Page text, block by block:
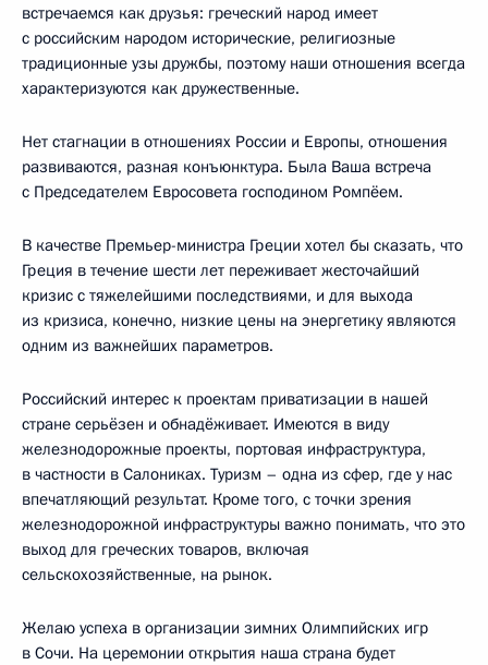
встречаемся как друзья: греческий народ имеет
с российским народом исторические, религиозные
традиционные узы дружбы, поэтому наши отношения всегда
характеризуются как дружественные.
Нет стагнации в отношениях России и Европы, отношения
развиваются, разная конъюнктура. Была Ваша встреча
с Председателем Евросовета господином Ромпёем.
В качестве Премьер-министра Греции хотел бы сказать, что
Греция в течение шести лет переживает жесточайший
кризис с тяжелейшими последствиями, и для выхода
из кризиса, конечно, низкие цены на энергетику являются
одним из важнейших параметров.
Российский интерес к проектам приватизации в нашей
стране серьёзен и обнадёживает. Имеются в виду
железнодорожные проекты, портовая инфраструктура,
в частности в Салониках. Туризм – одна из сфер, где у нас
впечатляющий результат. Кроме того, с точки зрения
железнодорожной инфраструктуры важно понимать, что это
выход для греческих товаров, включая
сельскохозяйственные, на рынок.
Желаю успеха в организации зимних Олимпийских игр
в Сочи. На церемонии открытия наша страна будет